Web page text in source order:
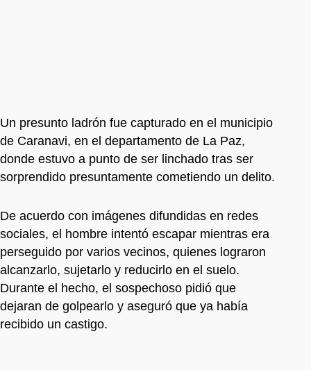
Un presunto ladrón fue capturado en el municipio
de Caranavi, en el departamento de La Paz,
donde estuvo a punto de ser linchado tras ser
sorprendido presuntamente cometiendo un delito.
De acuerdo con imágenes difundidas en redes
sociales, el hombre intentó escapar mientras era
perseguido por varios vecinos, quienes lograron
alcanzarlo, sujetarlo y reducirlo en el suelo.
Durante el hecho, el sospechoso pidió que
dejaran de golpearlo y aseguró que ya había
recibido un castigo.